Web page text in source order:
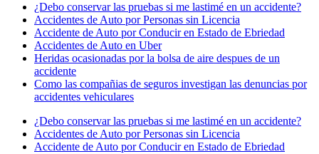
¿Debo conservar las pruebas si me lastimé en un accidente?
Accidentes de Auto por Personas sin Licencia
Accidente de Auto por Conducir en Estado de Ebriedad
Accidentes de Auto en Uber
Heridas ocasionadas por la bolsa de aire despues de un
accidente
Como las compañias de seguros investigan las denuncias por
accidentes vehiculares
¿Debo conservar las pruebas si me lastimé en un accidente?
Accidentes de Auto por Personas sin Licencia
Accidente de Auto por Conducir en Estado de Ebriedad